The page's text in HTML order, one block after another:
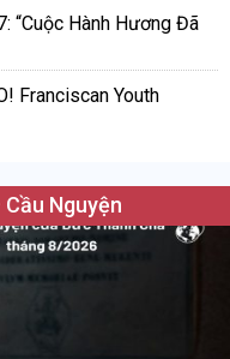
“Cuộc Hành Hương Đã
Franciscan Youth
Nguyện